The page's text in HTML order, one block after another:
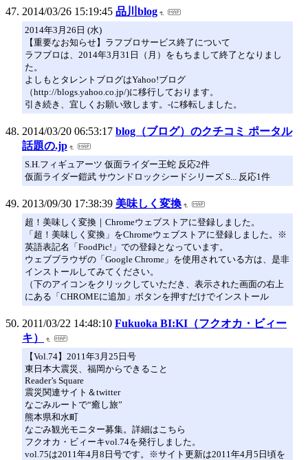
2014/03/26 15:19:45 品川blog
2014年3月26日 (水)
【重要なお知らせ】ラフブロサービス終了について
ラフブロは、2014年3月31日（月）をもちまして終了となりまし
た。
よしもとタレントブログはYahoo!ブログ
（http://blogs.yahoo.co.jp/)に移行しております。
引き続き、宜しくお願い致します。-に移転しました。
2014/03/20 06:53:17 blog（ブログ）のクチコミ ポータル
話題の.jp
S.H.フィギュアーツ 仮面ライダー王蛇 反応2件
仮面ライダー鎧武 サウンドロックシードシリーズ S... 反応1件
2013/09/30 17:38:39 美味しく変換
超！美味しく変換｜Chromeウェブストアに登録しました。
「超！美味しく変換」をChromeウェブストアに登録しました。※
英語表記名「FoodPic!」での登録となっています。
ウェブブラウザの「Google Chrome」を使用されている方は、是非
インストールしてみてください。
（下のアイコンをクリックしていただき、表示された画面の右上
にある「CHROMEに追加」ボタンを押すだけでインストール
2011/03/22 14:48:10 Fukuoka BI:KI（フクオカ・ビィー
キ）
【Vol.74】2011年3月25日号
東日本大震災、福岡からできること
Reader’s Square
震災関連サイト＆twitter
なごみルートで“癒し旅”
熊本県和水町
なごみ観光モニター募集。詳細はこちら
フクオカ・ビィーキvol.74を発行しました。
vol.75は2011年4月8日号です。※サイト更新は2011年4月5日頃を